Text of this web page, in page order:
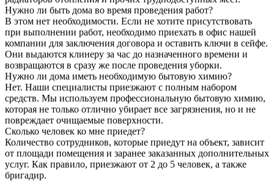
Нужно ли быть дома во время проведения работ?
В этом нет необходимости. Если не хотите присутствовать
при выполнении работ, необходимо приехать в офис нашей
компании для заключения договора и оставить ключи в сейфе.
Они выдаются клинеру за час до назначенного времени и
возвращаются в сразу же после проведения уборки.
Нужно ли дома иметь необходимую бытовую химию?
Нет. Наши специалисты приезжают с полным набором
средств. Мы используем профессиональную бытовую химию,
которая не только отлично убирает все загрязнения, но и не
повреждает очищаемые поверхности.
Сколько человек ко мне приедет?
Количество сотрудников, которые приедут на объект, зависит
от площади помещения и заранее заказанных дополнительных
услуг. Как правило, приезжают от 2 до 5 человек, а также
бригадир.